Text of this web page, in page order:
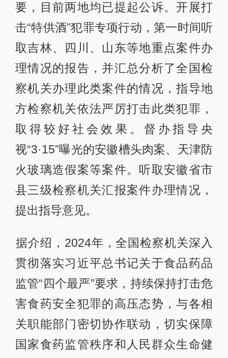
要，目前两地均已提起公诉。开展打
击“特供酒”犯罪专项行动，第一时间听
取吉林、四川、山东等地重点案件办
理情况的报告，并汇总分析了全国检
察机关办理此类案件的情况，指导地
方检察机关依法严厉打击此类犯罪，
取得较好社会效果。督办指导央
视“3·15”曝光的安徽槽头肉案、天津防
火玻璃造假案等案件。听取安徽省市
县三级检察机关汇报案件办理情况，
提出指导意见。
​据介绍，2024年，全国检察机关深入
贯彻落实习近平总书记关于食品药品
监管“四个最严”要求，持续保持打击危
害食药安全犯罪的高压态势，与各相
关职能部门密切协作联动，切实保障
国家食药监管秩序和人民群众生命健